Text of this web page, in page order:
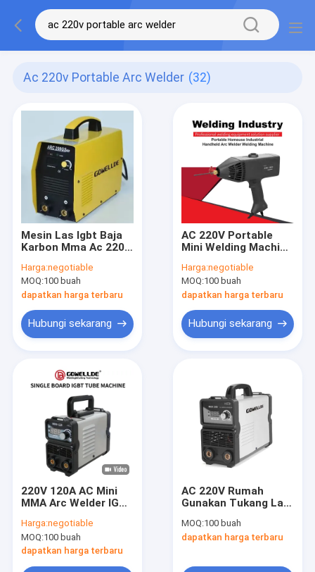
Ac 220v Portable Arc Welder (32)
Mesin Las Igbt Baja
Karbon Mma Ac 220v
Mesin Las Listrik
Harga:negotiable
MOQ:100 buah
dapatkan harga terbaru
Hubungi sekarang
AC 220V Portable
Mini Welding Machine
Las Inverter Kecil
Harga:negotiable
MOQ:100 buah
dapatkan harga terbaru
Hubungi sekarang
220V 120A AC Mini
MMA Arc Welder IGBT
GOWELLDE
Harga:negotiable
MOQ:100 buah
dapatkan harga terbaru
AC 220V Rumah
Gunakan Tukang Las
Listrik Portabel
MOQ:100 buah
dapatkan harga terbaru